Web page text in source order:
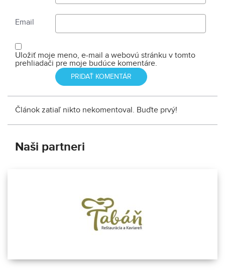
Email
Uložiť moje meno, e-mail a webovú stránku v tomto
prehliadači pre moje budúce komentáre.
Článok zatiaľ nikto nekomentoval. Buďte prvý!
Naši partneri